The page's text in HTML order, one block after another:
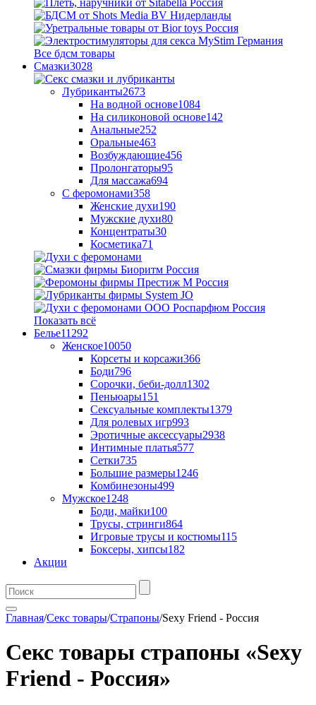
Все бдсм товары
Смазки3028
Лубриканты2673
На водной основе1084
На силиконовой основе142
Анальные252
Оральные463
Возбуждающие456
Пролонгаторы95
Для массажа694
С феромонами358
Женские духи190
Мужские духи80
Концентраты30
Косметика71
Показать всё
Белье11292
Женское10050
Корсеты и корсажи366
Боди796
Сорочки, беби-долл1302
Пеньюары151
Сексуальные комплекты1379
Для ролевых игр993
Эротичные аксессуары2938
Интимные платья577
Сетки735
Большие размеры1246
Комбинезоны499
Мужское1248
Боди, майки100
Трусы, стринги864
Игровые трусы и костюмы115
Боксеры, хипсы182
Акции
Главная/Секс товары/Страпоны/Sexy Friend - Россия
Секс товары страпоны «Sexy
Friend - Россия»